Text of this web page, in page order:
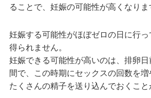
ることで、妊娠の可能性が高くなりま
妊娠する可能性がほぼゼロの日に行
得られません。
妊娠できる可能性が高いのは、排卵
間で、この時期にセックスの回数を
たくさんの精子を送り込んでおくこと